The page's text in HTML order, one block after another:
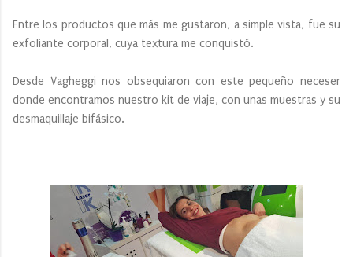
Entre los productos que más me gustaron, a simple vista, fue su
exfoliante corporal, cuya textura me conquistó.
Desde Vagheggi nos obsequiaron con este pequeño neceser
donde encontramos nuestro kit de viaje, con unas muestras y su
desmaquillaje bifásico.